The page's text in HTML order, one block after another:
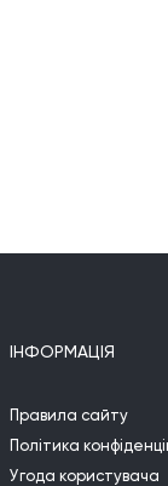
ІНФОРМАЦІЯ
Правила сайту
Політика
Угода користувача